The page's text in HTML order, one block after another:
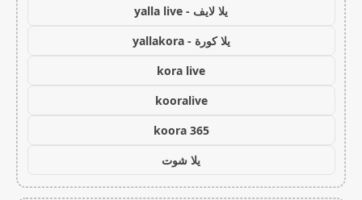
يلا لايف - yalla live
يلا كورة - yallakora
kora live
kooralive
koora 365
يلا شوت